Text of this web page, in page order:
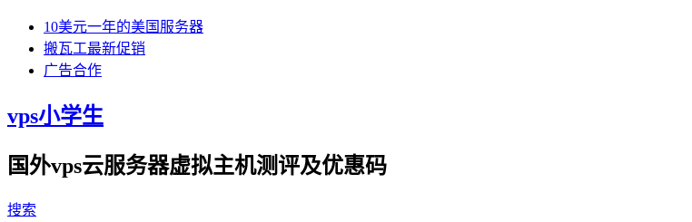
10美元一年的美国服务器
搬瓦工最新促销
广告合作
vps小学生
国外vps云服务器虚拟主机测评及优惠码
搜索